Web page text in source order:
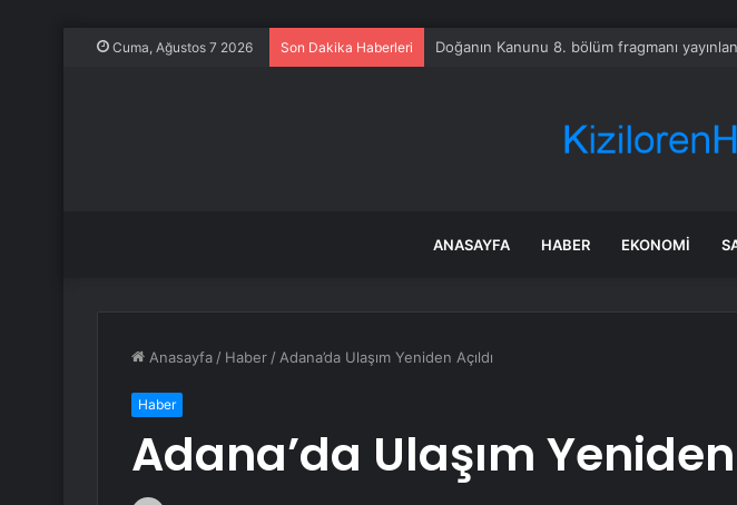
Cuma, Ağustos 7 2026 Son Dakika Haberleri Doğanın Kanunu 8. bölüm fragmanı
ANASAYFA HABER EKONOMI
Anasayfa / Haber / Adana’da Ulaşım Yeniden Açıldı
Haber
Adana’da Ulaşım Yeniden